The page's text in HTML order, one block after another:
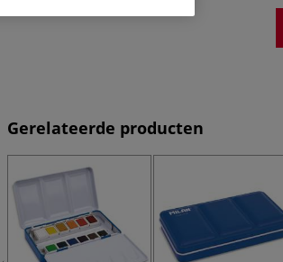
Gerelateerde producten